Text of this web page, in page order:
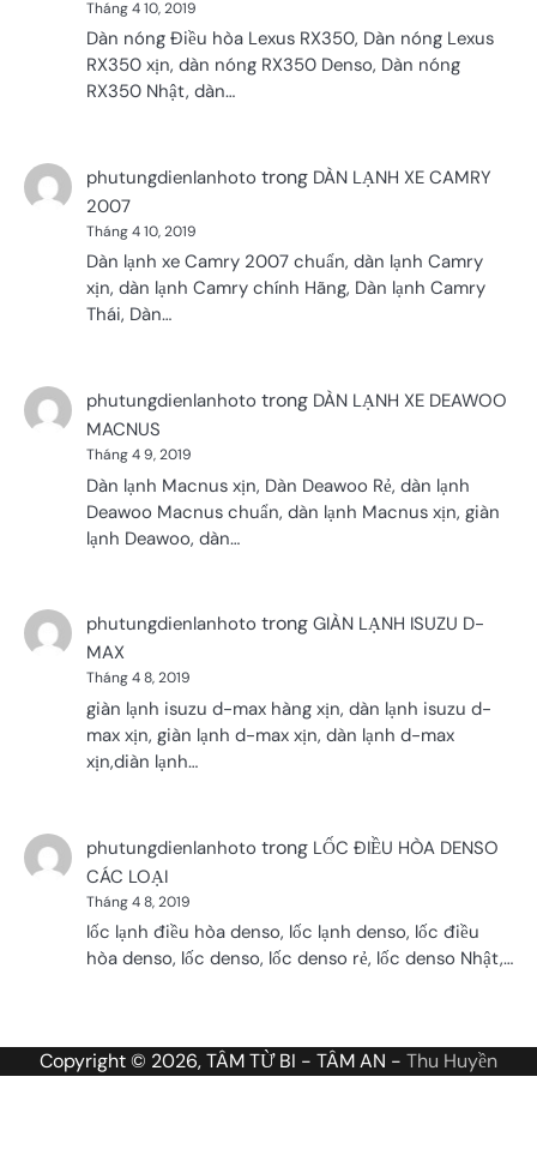
Tháng 4 10, 2019
Dàn nóng Điều hòa Lexus RX350, Dàn nóng Lexus
RX350 xịn, dàn nóng RX350 Denso, Dàn nóng
RX350 Nhật, dàn…
phutungdienlanhoto trong DÀN LẠNH XE CAMRY
2007
Tháng 4 10, 2019
Dàn lạnh xe Camry 2007 chuẩn, dàn lạnh Camry
xịn, dàn lạnh Camry chính Hãng, Dàn lạnh Camry
Thái, Dàn…
phutungdienlanhoto trong DÀN LẠNH XE DEAWOO
MACNUS
Tháng 4 9, 2019
Dàn lạnh Macnus xịn, Dàn Deawoo Rẻ, dàn lạnh
Deawoo Macnus chuẩn, dàn lạnh Macnus xịn, giàn
lạnh Deawoo, dàn…
phutungdienlanhoto trong GIÀN LẠNH ISUZU D-
MAX
Tháng 4 8, 2019
giàn lạnh isuzu d-max hàng xịn, dàn lạnh isuzu d-
max xịn, giàn lạnh d-max xịn, dàn lạnh d-max
xịn,diàn lạnh…
phutungdienlanhoto trong LỐC ĐIỀU HÒA DENSO
CÁC LOẠI
Tháng 4 8, 2019
lốc lạnh điều hòa denso, lốc lạnh denso, lốc điều
hòa denso, lốc denso, lốc denso rẻ, lốc denso Nhật,…
Copyright © 2026, TÂM TỪ BI - TÂM AN - Thu Huyền